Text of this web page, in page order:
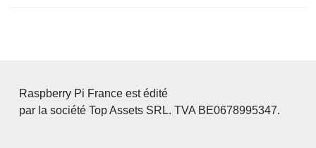
Raspberry Pi France est édité
par la société Top Assets SRL. TVA BE0678995347.